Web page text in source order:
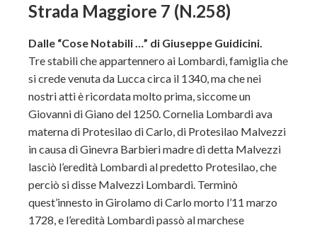
Strada Maggiore 7 (N.258)
Dalle “Cose Notabili …” di Giuseppe Guidicini.
Tre stabili che appartennero ai Lombardi, famiglia che
si crede venuta da Lucca circa il 1340, ma che nei
nostri atti è ricordata molto prima, siccome un
Giovanni di Giano del 1250. Cornelia Lombardi ava
materna di Protesilao di Carlo, di Protesilao Malvezzi
in causa di Ginevra Barbieri madre di detta Malvezzi
lasciò l’eredità Lombardi al predetto Protesilao, che
perciò si disse Malvezzi Lombardi. Terminò
quest’innesto in Girolamo di Carlo morto l’11 marzo
1728, e l’eredità Lombardi passò al marchese